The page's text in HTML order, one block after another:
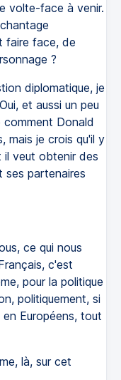
volte-face à venir.
faire face, de
?
diplomatique, je
et aussi un peu
Donald
mais je crois qu'il y
il veut obtenir des
ses partenaires
ce qui nous
c'est
pour la politique
politiquement, si
Européens, tout
là, sur cet